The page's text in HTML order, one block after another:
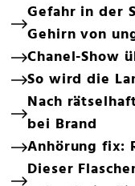
Gefahr in der
Gehirn von
Chanel-Show
So wird die
Nach
bei Brand
Anhörung fix:
Dieser